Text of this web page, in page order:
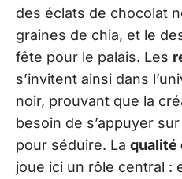
des éclats de chocolat
graines de chia, et le
fête pour le palais. Les
s’invitent ainsi dans
noir, prouvant que la
besoin de s’appuyer
pour séduire. La qualité
joue ici un rôle central :